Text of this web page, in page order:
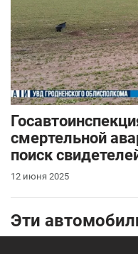
смертельной
поиск
12 июня 2025
Эти